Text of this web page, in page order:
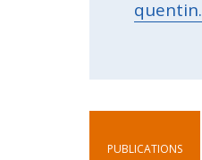
PUBLICATIONS